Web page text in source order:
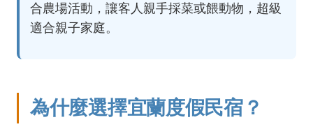
合農場活動，讓客人親手採菜或餵動物，超級
適合親子家庭。
為什麼選擇宜蘭度假民宿？